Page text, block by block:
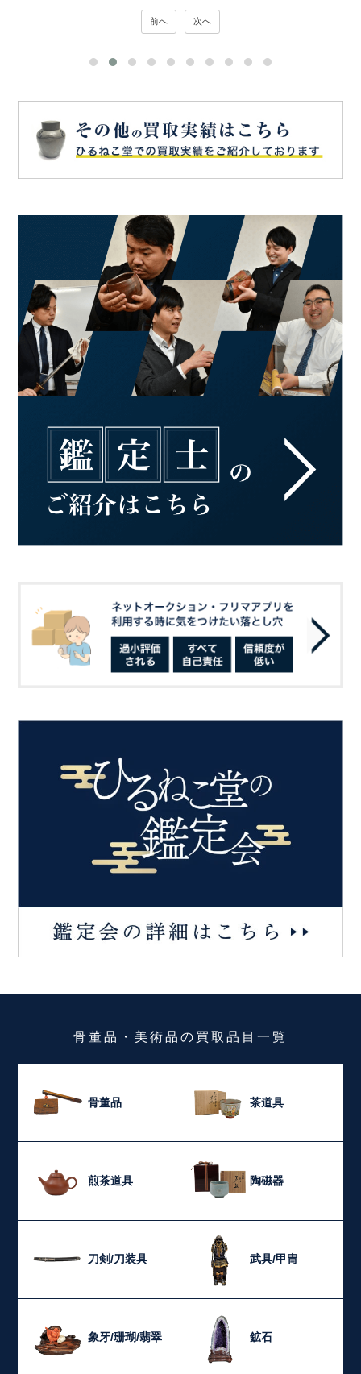
前へ 次へ
骨董品・美術品の買取品目一覧
骨董品 茶道具
煎茶道具 陶磁器
刀剣/刀装具 武具/甲冑
象牙/珊瑚/翡翠 鉱石